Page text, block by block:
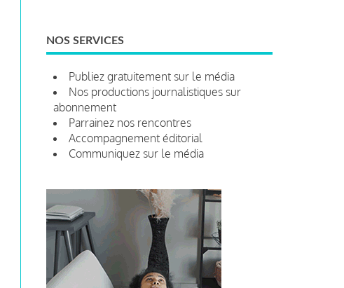
NOS SERVICES
Publiez gratuitement sur le média
Nos productions journalistiques sur
abonnement
Parrainez nos rencontres
Accompagnement éditorial
Communiquez sur le média